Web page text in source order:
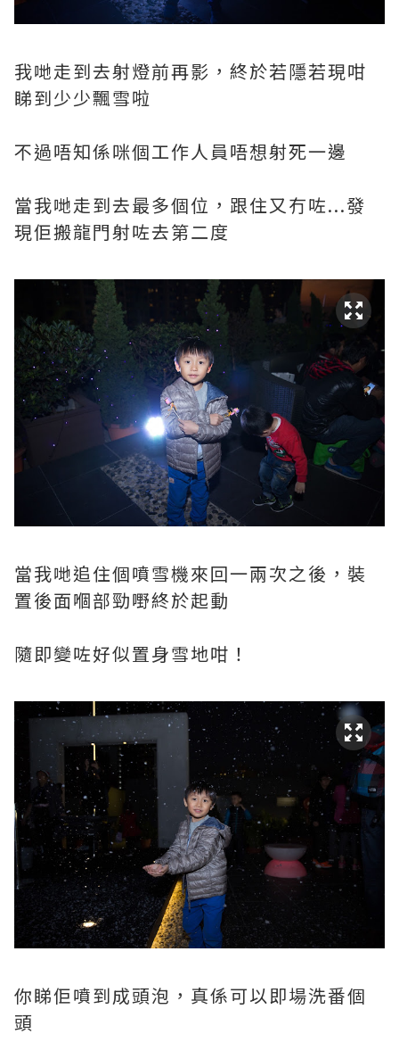
我哋走到去射燈前再影，終於若隱若現咁
睇到少少飄雪啦
不過唔知係咪個工作人員唔想射死一邊
當我哋走到去最多個位，跟住又冇咗...發
現佢搬龍門射咗去第二度
當我哋追住個噴雪機來回一兩次之後，裝
置後面嗰部勁嘢終於起動
隨即變咗好似置身雪地咁！
你睇佢噴到成頭泡，真係可以即場洗番個
頭